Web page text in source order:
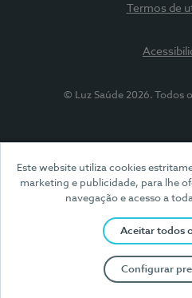
Este website utiliza cookies
marketing e publicidade, para lhe
navegação e acesso a
Aceitar todos
Configurar
Termos de
© Luz Saúde 2026. Todos